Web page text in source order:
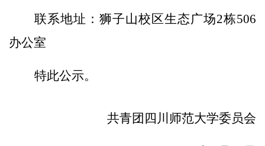
联系地址：狮子山校区生态广场2栋506
办公室
特此公示。
共青团四川师范大学委员会